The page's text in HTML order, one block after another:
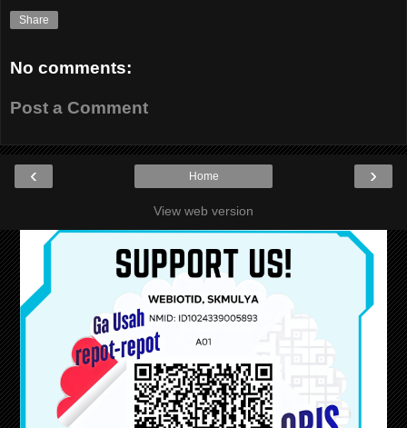
Share
No comments:
Post a Comment
‹ ›
Home
View web version